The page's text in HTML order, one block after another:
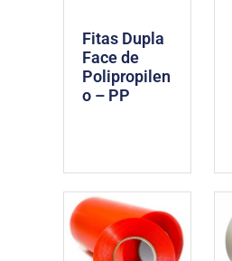
Fitas Dupla
Face de
Polipropilen
o – PP